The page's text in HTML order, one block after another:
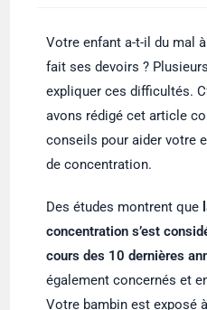
Votre enfant a-t-il du mal
fait ses devoirs ?
expliquer ces difficultés.
avons rédigé cet article
conseils pour aider votre
de concentration.
Des études montrent que
concentration s’est
cours des 10 dernières
également concernés et
Votre bambin est exposé